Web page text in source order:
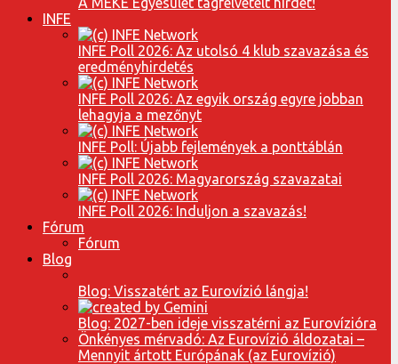
INFE
INFE Poll 2026: Az utolsó 4 klub szavazása és
eredményhirdetés
INFE Poll 2026: Az egyik ország egyre jobban
lehagyja a mezőnyt
INFE Poll: Újabb fejlemények a ponttáblán
INFE Poll 2026: Magyarország szavazatai
INFE Poll 2026: Induljon a szavazás!
Fórum
Fórum
Blog
Blog: Visszatért az Eurovízió lángja!
Blog: 2027-ben ideje visszatérni az Eurovízióra
Önkényes mérvadó: Az Eurovízió áldozatai –
Mennyit ártott Európának (az Eurovízió)